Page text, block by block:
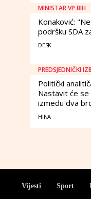
MINISTAR VP BIH
Konaković:
podršku SDA
DESK
PREDSJEDNIČKI
Politički
Nastavit će
između dva
HINA
Vijesti Sport